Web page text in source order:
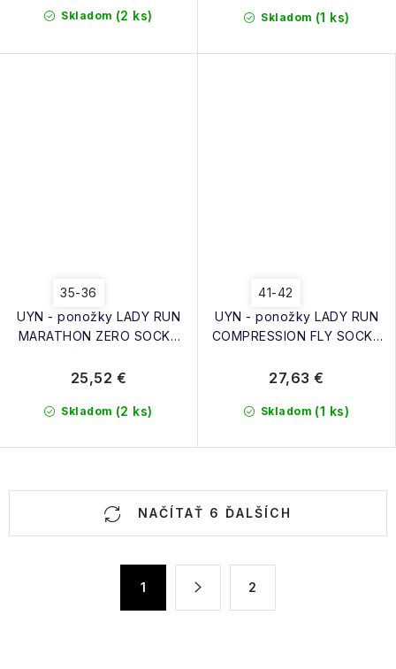
Skladom (2 ks) Skladom (1 ks)
UYN - ponožky LADY RUN
MARATHON ZERO SOCKS
35-36
Skladom (2 ks)
25,52 €
UYN - ponožky LADY RUN
COMPRESSION FLY SOCKS
41-42
Skladom (1 ks)
27,63 €
NAČÍTAŤ 6 ĎALŠÍCH
1 2